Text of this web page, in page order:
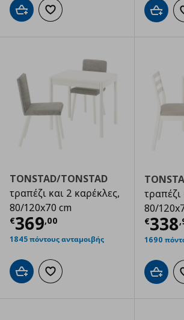
Προσθήκη στο καλάθι
Προσθήκη στα αγαπημένα
TONSTAD/TONSTAD
τραπέζι και 2 καρέκλες,
80/120x70 cm
€369,00
Τρέχουσα τιμή €
1845 πόντους ανταμοιβής
Προσθήκη στο καλάθι
Προσθήκη στα αγαπημένα
τραπέζι
80/
€338,
1690